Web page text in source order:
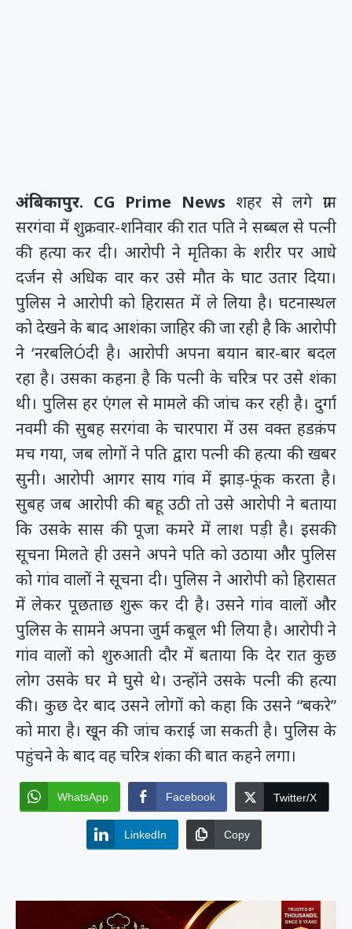
अंबिकापुर. CG Prime News शहर से लगे ग्राम
सरगंवा में शुक्रवार-शनिवार की रात पति ने सब्बल से पत्नी
की हत्या कर दी। आरोपी ने मृतिका के शरीर पर आधे
दर्जन से अधिक वार कर उसे मौत के घाट उतार दिया।
पुलिस ने आरोपी को हिरासत में ले लिया है। घटनास्थल
को देखने के बाद आशंका जाहिर की जा रही है कि आरोपी
ने ‘नरबलिÓदी है। आरोपी अपना बयान बार-बार बदल
रहा है। उसका कहना है कि पत्नी के चरित्र पर उसे शंका
थी। पुलिस हर एंगल से मामले की जांच कर रही है। दुर्गा
नवमी की सुबह सरगंवा के चारपारा में उस वक्त हडक़ंप
मच गया, जब लोगों ने पति द्वारा पत्नी की हत्या की खबर
सुनी। आरोपी आगर साय गांव में झाड़-फूंक करता है।
सुबह जब आरोपी की बहू उठी तो उसे आरोपी ने बताया
कि उसके सास की पूजा कमरे में लाश पड़ी है। इसकी
सूचना मिलते ही उसने अपने पति को उठाया और पुलिस
को गांव वालों ने सूचना दी। पुलिस ने आरोपी को हिरासत
में लेकर पूछताछ शुरू कर दी है। उसने गांव वालों और
पुलिस के सामने अपना जुर्म कबूल भी लिया है। आरोपी ने
गांव वालों को शुरुआती दौर में बताया कि देर रात कुछ
लोग उसके घर मे घुसे थे। उन्होंने उसके पत्नी की हत्या
की। कुछ देर बाद उसने लोगों को कहा कि उसने “बकरे”
को मारा है। खून की जांच कराई जा सकती है। पुलिस के
पहुंचने के बाद वह चरित्र शंका की बात कहने लगा।
WhatsApp Facebook Twitter/X
LinkedIn Copy